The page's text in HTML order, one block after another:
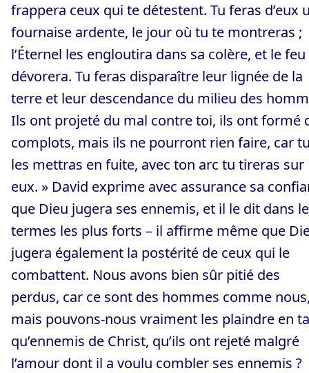
frappera ceux qui te détestent. Tu feras d’eux
fournaise ardente, le jour où tu te montreras ;
l’Éternel les engloutira dans sa colère, et le feu
dévorera. Tu feras disparaître leur lignée de la
terre et leur descendance du milieu des
Ils ont projeté du mal contre toi, ils ont formé
complots, mais ils ne pourront rien faire, car
les mettras en fuite, avec ton arc tu tireras sur
eux. » David exprime avec assurance sa
que Dieu jugera ses ennemis, et il le dit dans
termes les plus forts – il affirme même que
jugera également la postérité de ceux qui le
combattent. Nous avons bien sûr pitié des
perdus, car ce sont des hommes comme
mais pouvons-nous vraiment les plaindre en
qu’ennemis de Christ, qu’ils ont rejeté malgré
l’amour dont il a voulu combler ses ennemis ?